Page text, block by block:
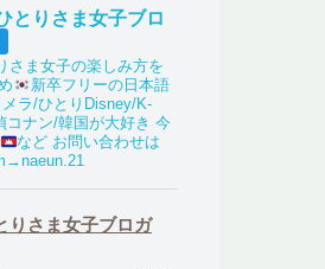
とりさま女子ブロ
さま女子の楽しみ方を
新卒フリーの日本語
ラ/ひとりDisney/K-
コナン/韓国が大好き 今
など お問い合わせは
りさま女子ブロガ